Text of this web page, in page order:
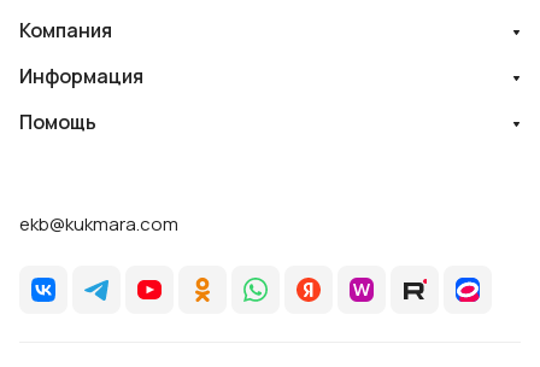
Компания
Информация
Помощь
ekb@kukmara.com